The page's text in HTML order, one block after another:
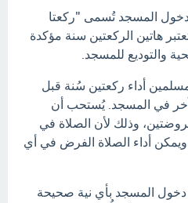
دخول المسجد تُسمى "ركعتا
هاتين الركعتين سنة مؤكدة
والتوديع للمسجد.
أداء ركعتين سُنة قبل
في المسجد. يُستحب أن
وذلك لأن الصلاة في
أداء الصلاة الفرض في أي
دخول المسجد بأي نية صحيحة